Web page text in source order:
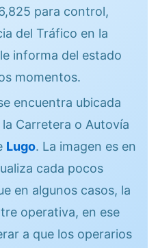
para control,
del Tráfico en la
informa del estado
momentos.
encuentra ubicada
la Carretera o Autovía
Lugo. La imagen es en
cada pocos
en algunos casos, la
operativa, en ese
a que los operarios